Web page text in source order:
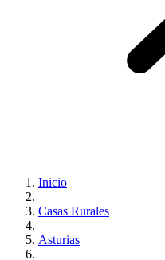
Inicio
Casas Rurales
Asturias